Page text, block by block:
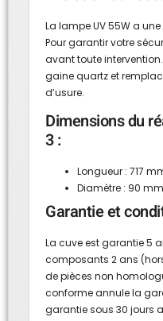
La lampe UV 55W a
Pour garantir votre
avant toute
gaine quartz et
d’usure.
Dimensions du
3 :
Longueur : 717
Diamètre : 90
Garantie et
La cuve est garantie 5
composants 2 ans
de pièces non
conforme annule la
garantie sous 30 jours